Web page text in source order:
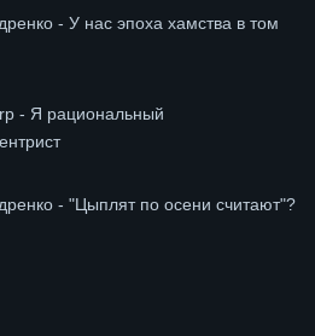
- У нас эпоха хамства в том
- Я рациональный
- "Цыплят по осени считают"?